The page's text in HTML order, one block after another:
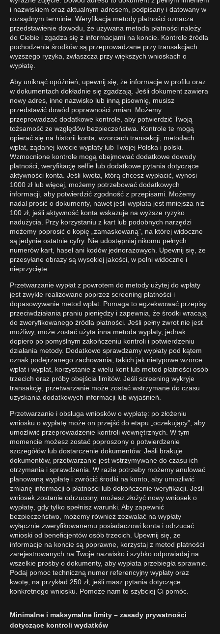
i nazwiskiem oraz aktualnym adresem, podpisany i datowany w
rozsądnym terminie. Weryfikacja metody płatności oznacza
przedstawienie dowodu, że używana metoda płatności należy
do Ciebie i zgadza się z informacjami na koncie. Kontrole źródła
pochodzenia środków są przeprowadzane przy transakcjach
wyższego ryzyka, zwłaszcza przy większych wnioskach o
wypłatę.
Aby uniknąć opóźnień, upewnij się, że informacje w profilu oraz
w dokumentach dokładnie się zgadzają. Jeśli dokument zawiera
nowy adres, inne nazwisko lub inną pisownię, musisz
przedstawić dowód poprawności zmian. Możemy
przeprowadzać dodatkowe kontrole, aby potwierdzić Twoją
tożsamość ze względów bezpieczeństwa. Kontrole te mogą
opierać się na historii konta, wzorcach transakcji, metodach
wpłat, żądanej kwocie wypłaty lub Twojej Polska i polski.
Wzmocnione kontrole mogą obejmować dodatkowe dowody
płatności, weryfikację selfie lub dodatkowe pytania dotyczące
aktywności konta. Jeśli kwota, którą chcesz wypłacić, wynosi
1000 zł lub więcej, możemy potrzebować dodatkowych
informacji, aby potwierdzić zgodność z przepisami. Możemy
nadal prosić o dokumenty, nawet jeśli wypłata jest mniejsza niż
100 zł, jeśli aktywność konta wskazuje na wyższe ryzyko
nadużycia. Przy korzystaniu z kart lub podobnych narzędzi
możemy poprosić o kopię „zamaskowaną”, na której widoczne
są jedynie ostatnie cyfry. Nie udostępniaj nikomu pełnych
numerów kart, haseł ani kodów jednorazowych. Upewnij się, że
przesyłane obrazy są wysokiej jakości, w pełni widoczne i
nieprzycięte.
Przetwarzanie wypłat z powrotem do metody użytej do wpłaty
jest zwykle realizowane poprzez screening płatności i
dopasowywanie metod wpłat. Pomaga to egzekwować przepisy
przeciwdziałania praniu pieniędzy i zapewnia, że środki wracają
do zweryfikowanego źródła płatności. Jeśli pełny zwrot nie jest
możliwy, może zostać użyta inna metoda wypłaty, jednak
dopiero po pomyślnym zakończeniu kontroli i potwierdzeniu
działania metody. Dodatkowo sprawdzamy wypłaty pod kątem
oznak podejrzanego zachowania, takich jak nietypowe wzorce
wpłat i wypłat, korzystanie z wielu kont lub metod płatności osób
trzecich oraz próby obejścia limitów. Jeśli screening wykryje
transakcję, przetwarzanie może zostać wstrzymane do czasu
uzyskania dodatkowych informacji lub wyjaśnień.
Przetwarzanie i obsługa wniosków o wypłatę: po złożeniu
wniosku o wypłatę może on przejść do etapu „oczekujący”, aby
umożliwić przeprowadzenie kontroli wewnętrznych. W tym
momencie możesz zostać poproszony o potwierdzenie
szczegółów lub dostarczenie dokumentów. Jeśli brakuje
dokumentów, przetwarzanie jest wstrzymywane do czasu ich
otrzymania i sprawdzenia. W razie potrzeby możemy anulować
planowaną wypłatę i zwrócić środki na konto, aby umożliwić
zmianę informacji o płatności lub dokończenie weryfikacji. Jeśli
wniosek zostanie odrzucony, możesz złożyć nowy wniosek o
wypłatę, gdy tylko spełnisz warunki. Aby zapewnić
bezpieczeństwo, możemy również zezwalać na wypłaty
wyłącznie zweryfikowanemu posiadaczowi konta i odrzucać
wnioski od beneficjentów osób trzecich. Upewnij się, że
informacje na koncie są poprawne, korzystaj z metod płatności
zarejestrowanych na Twoje nazwisko i szybko odpowiadaj na
wszelkie prośby o dokumenty, aby wypłata przebiegła sprawnie.
Podaj pomoc techniczną numer referencyjny wypłaty oraz
kwotę, na przykład 250 zł, jeśli masz pytania dotyczące
konkretnego wniosku. Pomoże nam to szybciej Ci pomóc.
Minimalne i maksymalne limity – zasady prywatności
dotyczące kontroli wydatków